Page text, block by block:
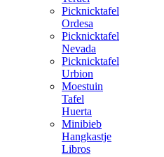
Picknicktafel
Ordesa
Picknicktafel
Nevada
Picknicktafel
Urbion
Moestuin
Tafel
Huerta
Minibieb
Hangkastje
Libros